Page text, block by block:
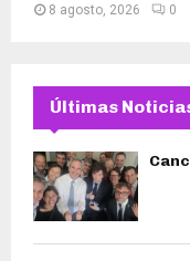
8 agosto, 2026 0
Últimas